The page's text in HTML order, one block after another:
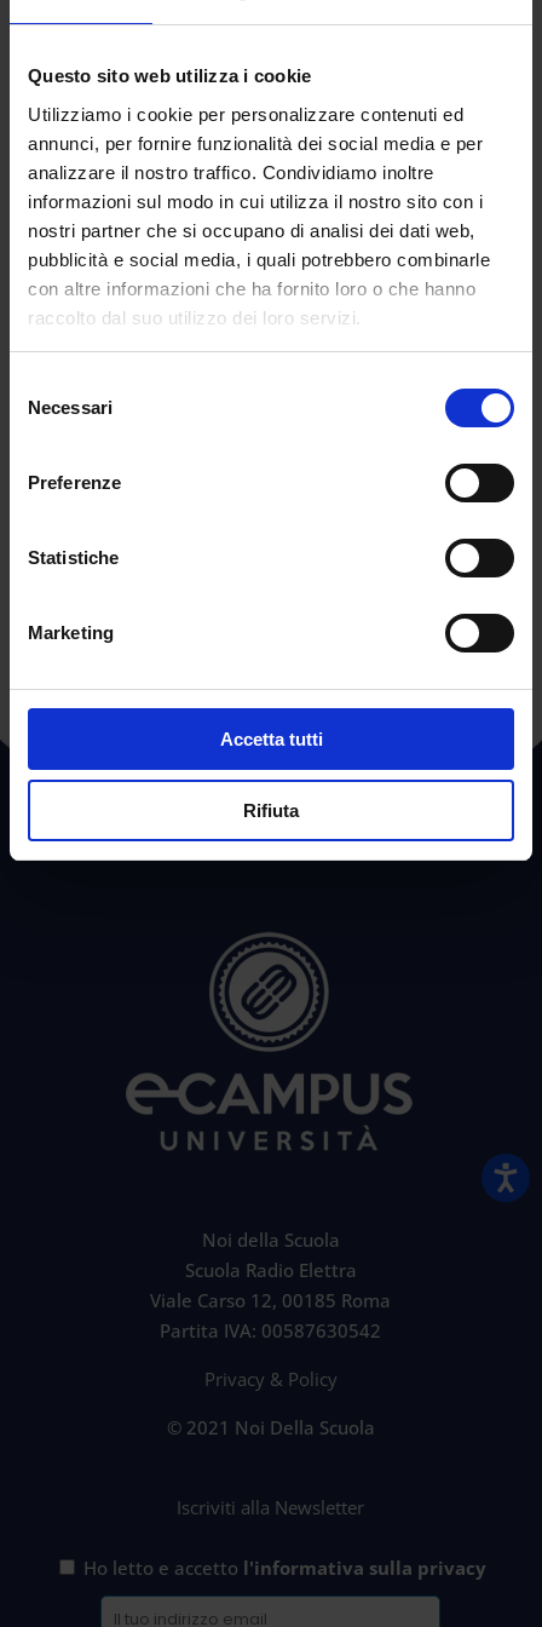
Questo sito web utilizza i cookie
Utilizziamo i cookie per personalizzare contenuti ed
annunci, per fornire funzionalità dei social media e per
analizzare il nostro traffico. Condividiamo inoltre
informazioni sul modo in cui utilizza il nostro sito con i
nostri partner che si occupano di analisi dei dati web,
pubblicità e social media, i quali potrebbero combinarle
con altre informazioni che ha fornito loro o che hanno
raccolto dal suo utilizzo dei loro servizi.
delNecessari
Preferenze
Statistiche
Marketing
Accetta tutti
Rifiuta
un’identità digitale (SPID) potrà accedere al
servizio utilizzando le credenziali del proprio
gestore e senza effettuare ulteriori
registrazioni. Inoltrare la domanda per primi
non dà priorità di accoglimento da parte della
scuola. Le iscrizioni online riguardano le
alunne e gli alunni e le studentesse e gli
studenti delle classi prime della scuola
primaria e della secondaria di I e II grado e i
Centri di formazione professionale regionali
www.istruzione.it/iscrizionionline e sul canale
disponibili tre video tutorial per accompagnare
le famiglie in tutte le fasi dell’iscrizione online.
POST SUCCESSIVO→
Noi della Scuola
Scuola Radio Elettra
Viale Carso 12, 00185 Roma
Partita IVA: 00587630542
Privacy & Policy
© 2021 Noi Della Scuola
Iscriviti alla Newsletter
Ho letto e accetto l'informativa sulla privacy